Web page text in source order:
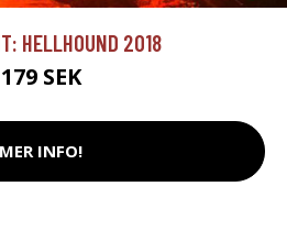
HELLHOUND 2018
179 SEK
MER INFO!